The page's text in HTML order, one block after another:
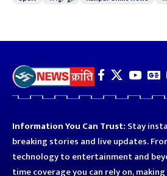
Information You Can Trust: Stay
breaking stories and live updates.
technology to entertainment and
time coverage you can rely on,